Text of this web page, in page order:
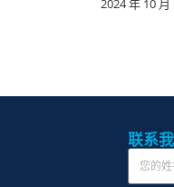
2024 年 10 月
联系我